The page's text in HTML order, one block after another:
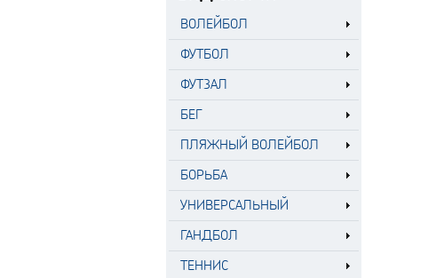
ВОЛЕЙБОЛ
ФУТБОЛ
ФУТЗАЛ
БЕГ
ПЛЯЖНЫЙ ВОЛЕЙБОЛ
БОРЬБА
УНИВЕРСАЛЬНЫЙ
ГАНДБОЛ
ТЕННИС